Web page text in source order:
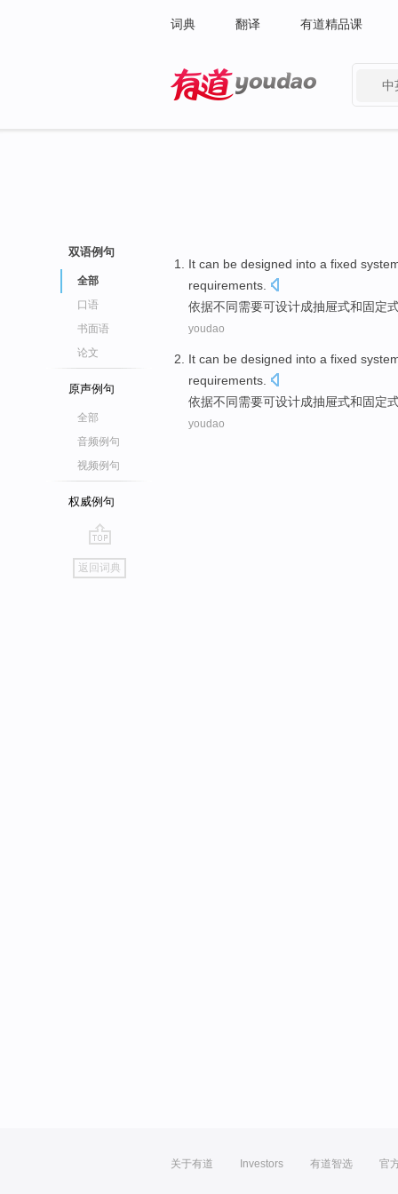
词典 翻译 有道精品课
中
双语例句
全部
口语
书面语
论文
原声例句
全部
音频例句
视频例句
权威例句
go
top
返回词典
It can be designed into a fixed
requirements
依据不同需要可设计成抽屉式和固定
youdao
It can be designed into a fixed
requirements
依据不同需要可设计成抽屉式和固定
youdao
关于有道 Investors 有道智选 官